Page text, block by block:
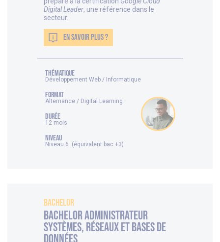
Digital Leader, une référence dans le
secteur.
EN SAVOIR PLUS ?
thématique
Développement Web / Informatique
FORMAT
Alternance / Digital Learning
DURÉE
12 mois
NIVEAU
Niveau 6 (équivalent bac +3)
Bachelor
Bachelor Administrateur
systèmes, réseaux et bases de